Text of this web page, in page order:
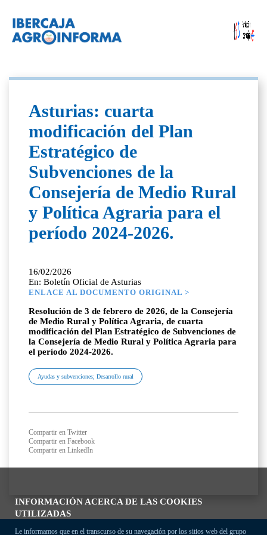
INFORMACIÓN ACERCA DE LAS COOKIES
UTILIZADAS
Le informamos que en el transcurso de su navegación por los sitios web del grupo
Asturias: cuarta
modificación del Plan
Estratégico de
Subvenciones de la
Consejería de Medio Rural
y Política Agraria para el
período 2024-2026.
16/02/2026
En: Boletín Oficial de Asturias
ENLACE AL DOCUMENTO ORIGINAL >
Resolución de 3 de febrero de 2026, de la Consejería
de Medio Rural y Política Agraria, de cuarta
modificación del Plan Estratégico de Subvenciones de
la Consejería de Medio Rural y Política Agraria para
el período 2024-2026.
Ayudas y subvenciones; Desarrollo rural
Compartir en Twitter
Compartir en Facebook
Compartir en LinkedIn